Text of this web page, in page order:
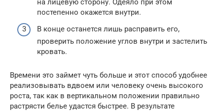
на лицевую сторону. Одеяло при этом
постепенно окажется внутри.
В конце останется лишь расправить его,
проверить положение углов внутри и застелить
кровать.
Времени это займет чуть больше и этот способ удобнее
реализовывать вдвоем или человеку очень высокого
роста, так как в вертикальном положении правильно
растрясти белье удастся быстрее. В результате